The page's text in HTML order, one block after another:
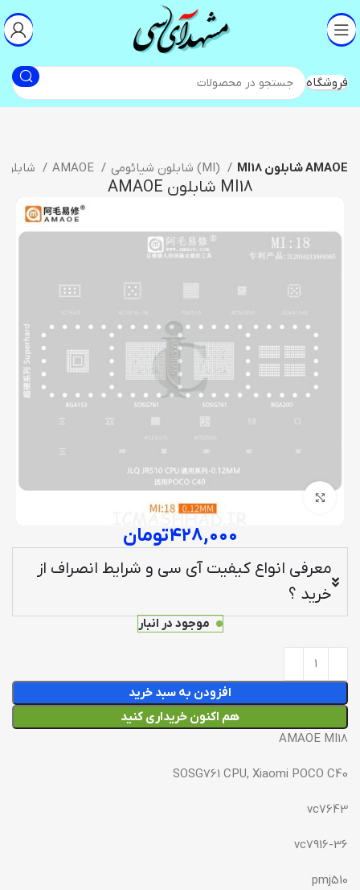
فروشگاه
AMAOE شابلون شیائومی (MI) MI18 شابلون AMAOE
MI18 شابلون AMAOE
۴۲۸,۰۰۰تومان
معرفی انواع کیفیت آی سی و شرایط انصراف از
خرید ؟
موجود در انبار
افزودن به سبد خرید
هم اکنون خریداری کنید
AMAOE MI18
SOSG761 CPU, Xiaomi POCO C40
vc7643
vc7916-36
pmj510